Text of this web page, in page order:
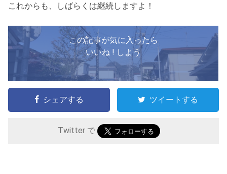
これからも、しばらくは継続しますよ！
この記事が気に入ったら
いいね ! しよう
シェアする ツイートする
Twitter で